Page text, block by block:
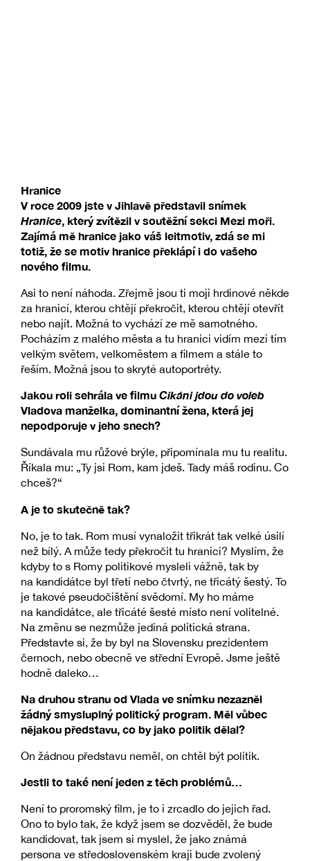
Hranice
V roce 2009 jste v Jihlavě představil snímek
Hranice, který zvítězil v soutěžní sekci Mezi moři.
Zajímá mě hranice jako váš leitmotiv, zdá se mi
totiž, že se motiv hranice překlápí i do vašeho
nového filmu.
Asi to není náhoda. Zřejmě jsou ti moji hrdinové někde
za hranicí, kterou chtějí překročit, kterou chtějí otevřít
nebo najít. Možná to vychází ze mě samotného.
Pocházím z malého města a tu hranici vidím mezi tím
velkým světem, velkoměstem a filmem a stále to
řeším. Možná jsou to skryté autoportréty.
Jakou roli sehrála ve filmu Cikáni jdou do voleb
Vladova manželka, dominantní žena, která jej
nepodporuje v jeho snech?
Sundávala mu růžové brýle, připomínala mu tu realitu.
Říkala mu: „Ty jsi Rom, kam jdeš. Tady máš rodinu. Co
chceš?“
A je to skutečně tak?
No, je to tak. Rom musí vynaložit třikrát tak velké úsilí
než bílý. A může tedy překročit tu hranici? Myslím, že
kdyby to s Romy politikové mysleli vážně, tak by
na kandidátce byl třetí nebo čtvrtý, ne třicátý šestý. To
je takové pseudočištění svědomí. My ho máme
na kandidátce, ale třicáté šesté místo není volitelné.
Na změnu se nezmůže jediná politická strana.
Představte si, že by byl na Slovensku prezidentem
černoch, nebo obecně ve střední Evropě. Jsme ještě
hodně daleko…
Na druhou stranu od Vlada ve snímku nezazněl
žádný smysluplný politický program. Měl vůbec
nějakou představu, co by jako politik dělal?
On žádnou představu neměl, on chtěl být politik.
Jestli to také není jeden z těch problémů…
Není to proromský film, je to i zrcadlo do jejich řad.
Ono to bylo tak, že když jsem se dozvěděl, že bude
kandidovat, tak jsem si myslel, že jako známá
persona ve středoslovenském kraji bude zvolený